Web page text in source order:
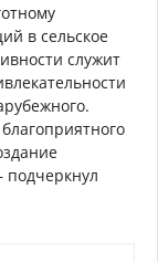
в сельское
служит
подчеркнул